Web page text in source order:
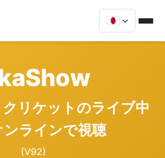
リケットのライブ中
ンラインで視聴
(V92)